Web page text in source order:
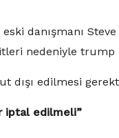
danışmanı
nedeniyle trump
dışı edilmesi
iptal edilmeli”